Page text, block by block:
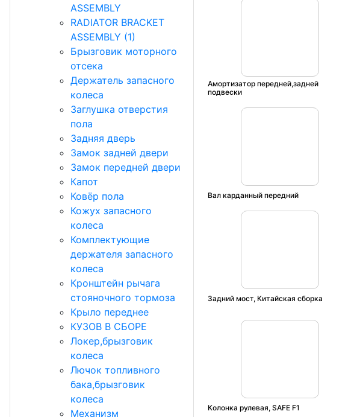
ASSEMBLY
RADIATOR BRACKET
ASSEMBLY (1)
Брызговик моторного
отсека
Держатель запасного
колеса
Заглушка отверстия
пола
Задняя дверь
Замок задней двери
Замок передней двери
Капот
Ковёр пола
Кожух запасного
колеса
Комплектующие
держателя запасного
колеса
Кронштейн рычага
стояночного тормоза
Крыло переднее
КУЗОВ В СБОРЕ
Локер,брызговик
колеса
Лючок топливного
бака,брызговик
колеса
Механизм
Амортизатор передней,задней
подвески
Вал карданный передний
Задний мост, Китайская сборка
Колонка рулевая, SAFE F1